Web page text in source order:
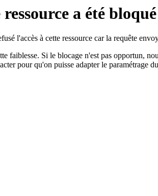
a été bloqué
l'accès à cette ressource car la requête
faiblesse. Si le blocage n'est pas opportun,
pour qu'on puisse adapter le paramétrage